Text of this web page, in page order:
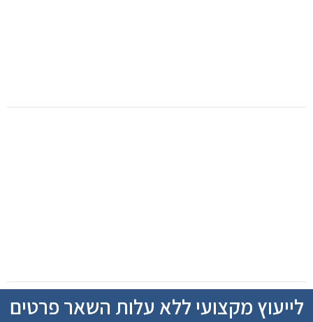
לייעוץ מקצועי ללא עלות השאר פרטים